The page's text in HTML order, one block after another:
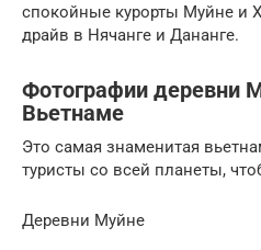
спокойные курорты Муйне и
драйв в Нячанге и Дананге.
Фотографии деревни
Вьетнаме
Это самая знаменитая
туристы со всей планеты,
Деревни Муйне